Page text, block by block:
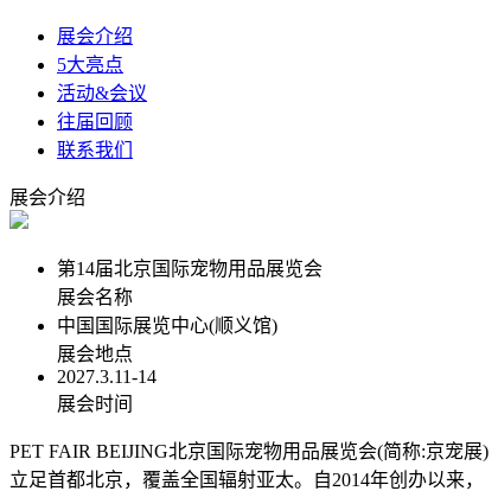
展会介绍
5大亮点
活动&会议
往届回顾
联系我们
展会介绍
第14届北京国际宠物用品展览会
展会名称
中国国际展览中心(顺义馆)
展会地点
2027.3.11-14
展会时间
PET FAIR BEIJING北京国际宠物用品展览会(简称:京宠展)
立足首都北京，覆盖全国辐射亚太。自2014年创办以来，